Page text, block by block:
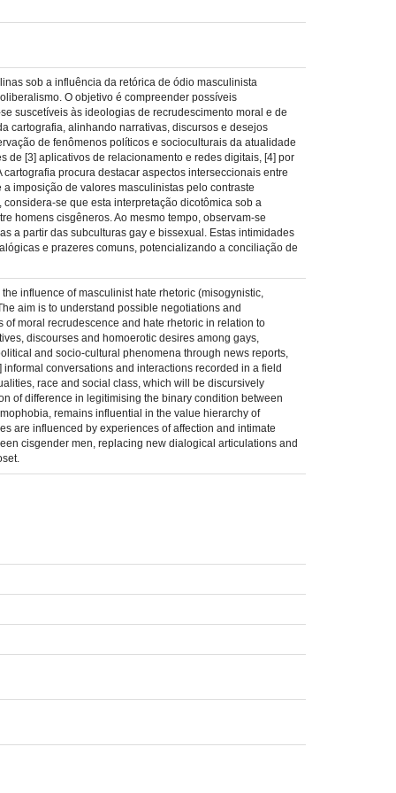
sob a influência da retórica de ódio masculinista
O objetivo é compreender possíveis
suscetíveis às ideologias de recrudescimento moral e de
cartografia, alinhando narrativas, discursos e desejos
de fenômenos políticos e socioculturais da atualidade
de [3] aplicativos de relacionamento e redes digitais, [4] por
procura destacar aspectos interseccionais entre
imposição de valores masculinistas pelo contraste
se que esta interpretação dicotômica sob a
homens cisgêneros. Ao mesmo tempo, observam-se
a partir das subculturas gay e bissexual. Estas intimidades
e prazeres comuns, potencializando a conciliação de
influence of masculinist hate rhetoric (misogynistic,
aim is to understand possible negotiations and
moral recrudescence and hate rhetoric in relation to
discourses and homoerotic desires among gays,
and socio-cultural phenomena through news reports,
conversations and interactions recorded in a field
race and social class, which will be discursively
of difference in legitimising the binary condition between
remains influential in the value hierarchy of
are influenced by experiences of affection and intimate
cisgender men, replacing new dialogical articulations and